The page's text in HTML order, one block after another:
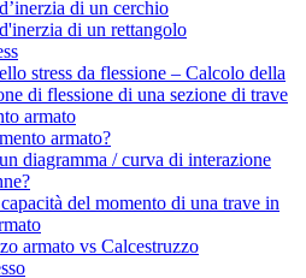
di un cerchio
di un rettangolo
stress da flessione – Calcolo della
di flessione di una sezione di trave
armato
armato?
diagramma / curva di interazione
del momento di una trave in
armato vs Calcestruzzo